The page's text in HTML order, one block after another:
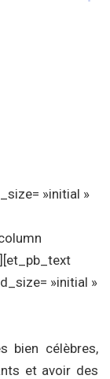
»initial »
»initial »
bien célèbres,
et avoir des